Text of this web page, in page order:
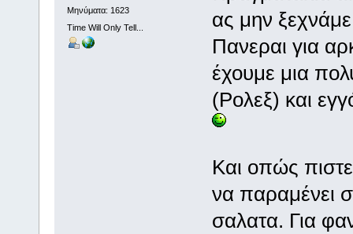
Μηνύματα: 1623
Time Will Only Tell...
ας μην
Πανεραι για
έχουμε μια
(Ρολεξ) και
Και οπώς
να παραμένει
σαλατα. Για